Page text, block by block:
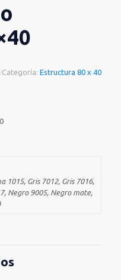
Categoría: Estructura 80 x 40
1015, Gris 7012, Gris 7016,
Negro 9005, Negro mate,